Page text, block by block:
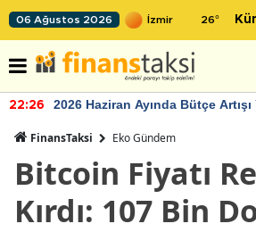
06 Ağustos 2026 26°
22:26 2026 Haziran Ayında Bütçe Artışı
FinansTaksi Eko Gündem
Bitcoin Fiyatı
Kırdı: 107 Bin